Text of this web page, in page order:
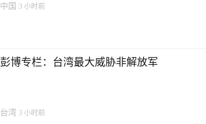
中国 3 小时前
彭博专栏：台湾最大威胁非解放军
台湾 3 小时前